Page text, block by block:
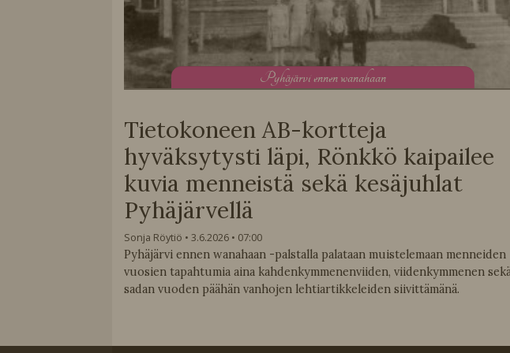
Pyhäjärvi ennen wanahaan
Tietokoneen AB-kortteja
hyväksytysti läpi, Rönkkö kaipailee
kuvia menneistä sekä kesäjuhlat
Pyhäjärvellä
Sonja Röytiö 3.6.2026
07:00
Pyhäjärvi ennen wanahaan -palstalla palataan muistelemaan menneiden
vuosien tapahtumia aina kahdenkymmenenviiden, viidenkymmenen
sadan vuoden päähän vanhojen lehtiartikkeleiden siivittämänä.